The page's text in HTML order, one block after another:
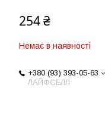
254 ₴
Немає в наявності
+380 (93) 393-05-63
ЛАЙФСЕЛЛ